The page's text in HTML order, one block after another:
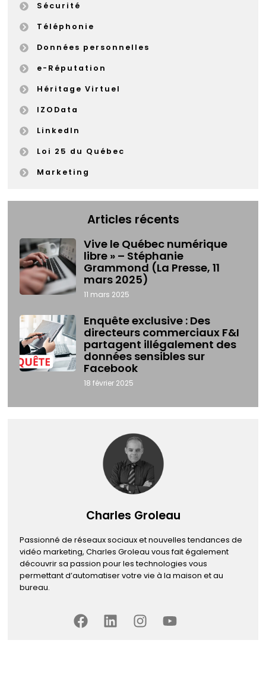
Sécurité
Téléphonie
Données personnelles
e-Réputation
Héritage Virtuel
IZOData
LinkedIn
Loi 25 du Québec
Marketing
Articles récents
Vive le Québec numérique
libre » – Stéphanie
Grammond (La Presse, 11
mars 2025)
11 mars 2025
Enquête exclusive : Des
directeurs commerciaux F&I
partagent illégalement des
données sensibles sur
Facebook
18 février 2025
Charles Groleau
Passionné de réseaux sociaux et nouvelles tendances de
vidéo marketing, Charles Groleau vous fait également
découvrir sa passion pour les technologies vous
permettant d’automatiser votre vie à la maison et au
bureau.